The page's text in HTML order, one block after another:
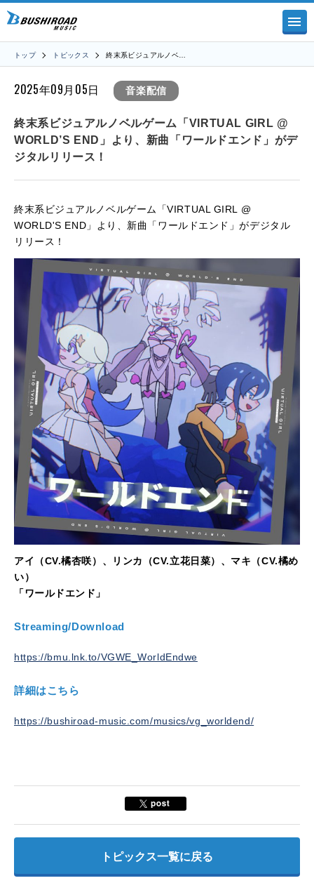
トップ トピックス 終末系ビジュアルノベ…
2025年09月05日 音楽配信
終末系ビジュアルノベルゲーム「VIRTUAL GIRL @
WORLD’S END」より、新曲「ワールドエンド」がデ
ジタルリリース！
終末系ビジュアルノベルゲーム「VIRTUAL GIRL @
WORLD'S END」より、新曲「ワールドエンド」がデジタル
リリース！
アイ（CV.橘杏咲）、リンカ（CV.立花日菜）、マキ（CV.橘め
い）
「ワールドエンド」
Streaming/Download
https://bmu.lnk.to/VGWE_WorldEndwe
詳細はこちら
https://bushiroad-music.com/musics/vg_worldend/
トピックス一覧に戻る